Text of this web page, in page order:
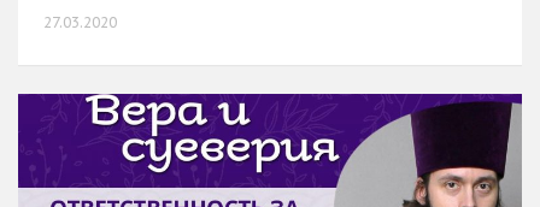
воровать. Действительно ли этого достаточно для
27.03.2020